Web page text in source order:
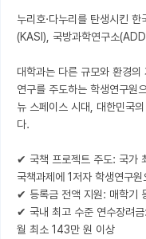
누리호·다누리를 탄생시킨 한
(KASI), 국방과학연구소
대학과는 다른 규모와 환경
연구를 주도하는 학생연구원
뉴 스페이스 시대, 대한민국
다.
✔ 국책 프로젝트 주도: 국가
국책과제에 1저자 학생연구원
✔ 등록금 전액 지원: 매학기
✔ 국내 최고 수준 연수장려
월 최소 143만 원 이상